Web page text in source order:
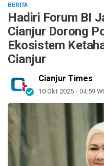
BERITA
Hadiri Forum BI
Cianjur Dorong
Ekosistem
Cianjur
Cianjur Times
10 Okt 2025 - 04:59